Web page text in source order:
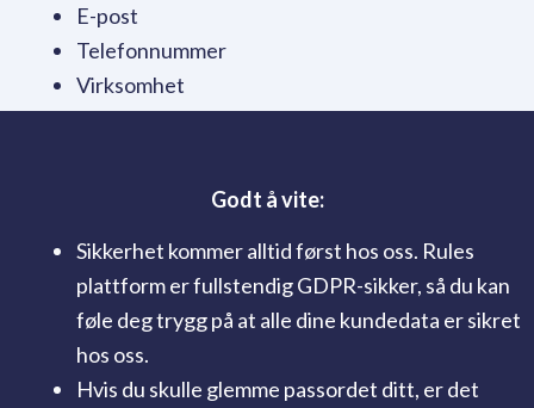
E-post
Telefonnummer
Virksomhet
Godt å vite:
Sikkerhet kommer alltid først hos oss. Rules
plattform er fullstendig GDPR-sikker, så du kan
føle deg trygg på at alle dine kundedata er sikret
hos oss.
Hvis du skulle glemme passordet ditt, er det